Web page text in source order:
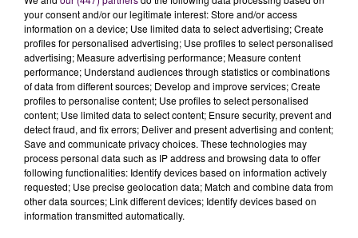
dépasser de cinq points au final. Suspens entier et
tension absolue en toute fin de partie : à 9 secondes
du dénouement, l'ADA affichait une avance de deux
points... qu'elle a su conserveren finissant sur le
score de 90 à 92, synonyme de qualification en
huitième de finale de la Coupe de France.
La qualification pour l'@ADABloisBasketqui s'offre
une formation de#JeepElitesur son parquet ! �x`
@villedeblois @Departement41 @ffbasketball
�x�@ESSMbasket #CDFBasket #ESSMADA
your consent and/or our legitimate interest: Store and/or access
information on a device; Use limited data to select advertising; Create
profiles for personalised advertising; Use profiles to select personalised
advertising; Measure advertising performance; Measure content
performance; Understand audiences through statistics or combinations
of data from different sources; Develop and improve services; Create
profiles to personalise content; Use profiles to select personalised
content; Use limited data to select content; Ensure security, prevent and
detect fraud, and fix errors; Deliver and present advertising and content;
Save and communicate privacy choices. These technologies may
process personal data such as IP address and browsing data to offer
following functionalities: Identify devices based on information actively
requested; Use precise geolocation data; Match and combine data from
other data sources; Link different devices; Identify devices based on
information transmitted automatically.